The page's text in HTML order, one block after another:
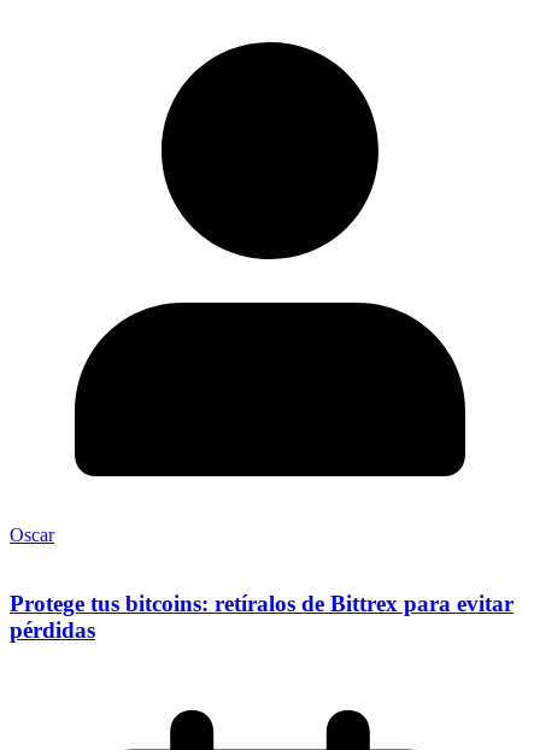
Oscar
Protege tus bitcoins: retíralos de Bittrex para evitar
pérdidas